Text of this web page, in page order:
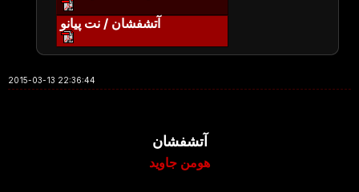
آتشفشان / نت پیانو
2015-03-13 22:36:44
آتشفشان
هومن جاوید